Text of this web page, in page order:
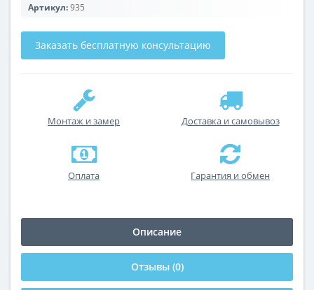
Артикул:935
Заказать бесплатную консультацию
Монтаж и замер Доставка и самовывоз
Оплата Гарантия и обмен
Описание
Отзывы (0)